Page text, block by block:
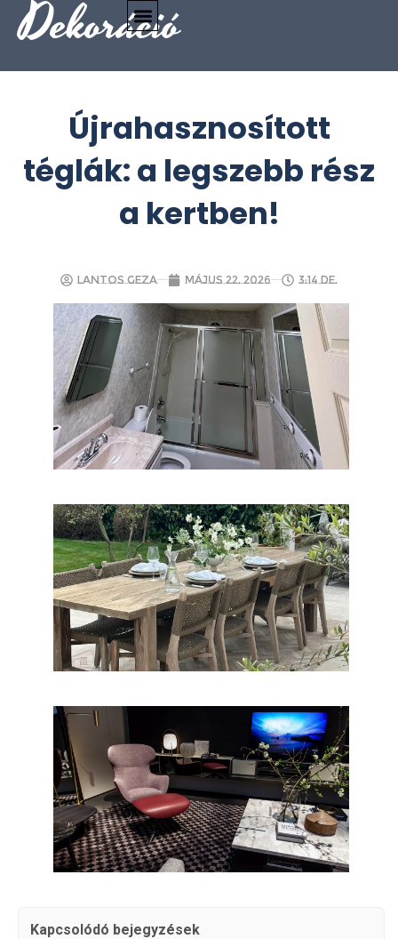
Dekoráció
Újrahasznosított
téglák: a legszebb rész
a kertben!
Lantos Geza május 22, 2026 3:14 de.
Kapcsolódó bejegyzések